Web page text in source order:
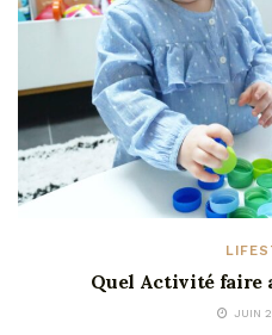
Quel Activité faire
JUIN